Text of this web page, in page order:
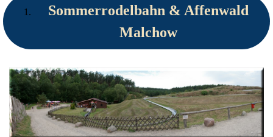
Sommerrodelbahn & Affenwald
Malchow